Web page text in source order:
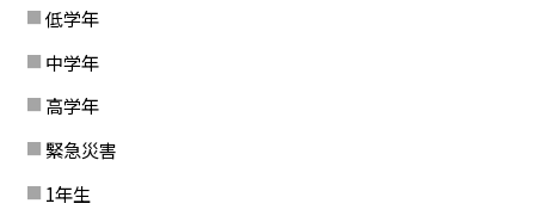
低学年
中学年
高学年
緊急災害
1年生